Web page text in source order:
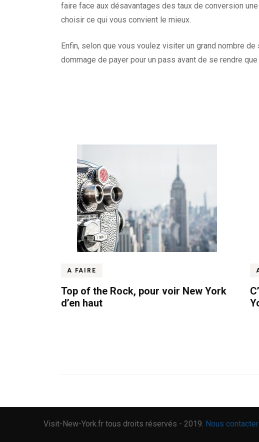
faire face aux désavantages des taux de conversion
choisir ce qui vous convient le mieux.
Enfin, selon que vous voulez visiter un grand nombre
dommage de payer pour un pass avant de se rendre
A FAIRE
Top of the Rock, pour voir New York
d’en haut
Visit-New-York.fr tous droits réservés - 2019. Nous contacter